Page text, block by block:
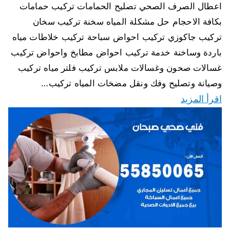
اعطال الصرف الصحي تصليح الحمامات تركيب حمامات
بكافة الاحجام حل مشكلة المياه سخنة تركيب سخان
تركيب جاكوزي تركيب احواض سباحة تركيب خلاطات مياه
باردة وساخنة خدمة تركيب احواض مطابخ واحواض تركيب
غسالات صحون وغسالات ملابس تركيب فلتر مياه تركيب
وصيانة وتصليح وفك ونقل مضخات المياه تركيب…
اقرأ المزيد